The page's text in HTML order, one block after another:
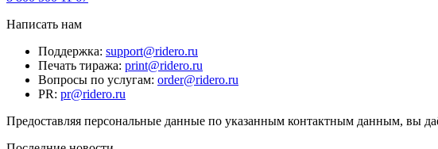
Написать нам
Поддержка: support@ridero.ru
Печать тиража: print@ridero.ru
Вопросы по услугам: order@ridero.ru
PR: pr@ridero.ru
Предоставляя персональные данные по указанным контактным данным, вы